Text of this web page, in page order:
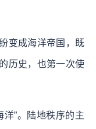
变成海洋帝国，既
历史，也第一次使
”。陆地秩序的主